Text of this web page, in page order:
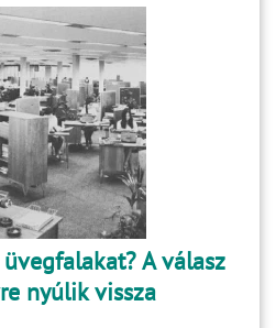
A válasz
nyúlik vissza